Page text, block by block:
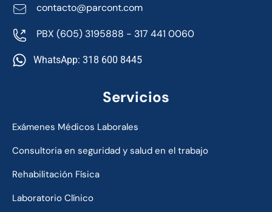
contacto@parcont.com
PBX (605) 3195888 - 317 441 0060
WhatsApp: 318 600 8445
Servicios
Exámenes Médicos Laborales
Consultoria en seguridad y salud en el trabajo
Rehabilitación Física
Laboratorio Clínico